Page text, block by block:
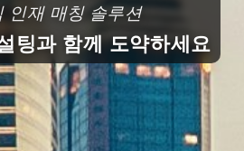
인재 매칭 솔루션
팅과 함께 도약하세요